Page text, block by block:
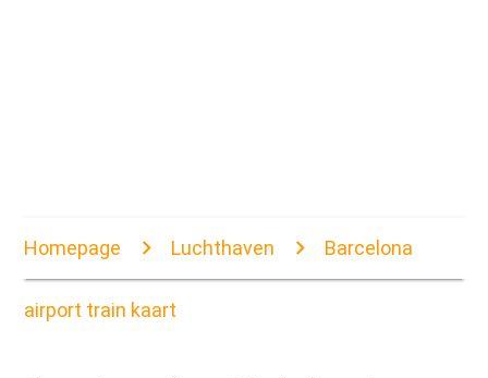
Homepage Luchthaven Barcelona
airport train kaart